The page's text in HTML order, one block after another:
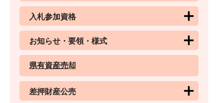
入札参加資格
お知らせ・要領・様式
県有資産売却
差押財産公売